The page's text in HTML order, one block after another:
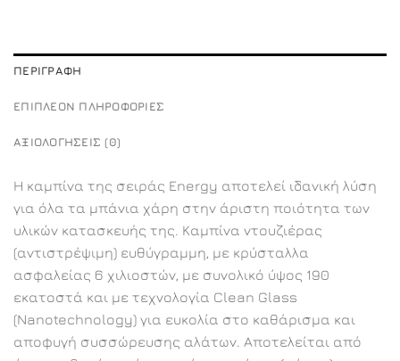
ΠΕΡΙΓΡΑΦΉ
ΕΠΙΠΛΈΟΝ ΠΛΗΡΟΦΟΡΊΕΣ
ΑΞΙΟΛΟΓΉΣΕΙΣ (0)
Η καμπίνα της σειράς Energy αποτελεί ιδανική λύση
για όλα τα μπάνια χάρη στην άριστη ποιότητα των
υλικών κατασκευής της. Καμπίνα ντουζιέρας
(αντιστρέψιμη) ευθύγραμμη, με κρύσταλλα
ασφαλείας 6 χιλιοστών, με συνολικό ύψος 190
εκατοστά και με τεχνολογία Clean Glass
(Nanotechnology) για ευκολία στο καθάρισμα και
αποφυγή συσσώρευσης αλάτων. Αποτελείται από